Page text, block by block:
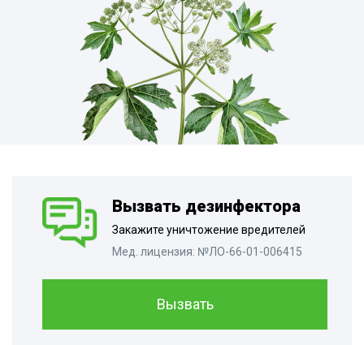
Вызвать дезинфектора
Закажите уничтожение вредителей
Мед. лицензия: №ЛО-66-01-006415
Вызвать